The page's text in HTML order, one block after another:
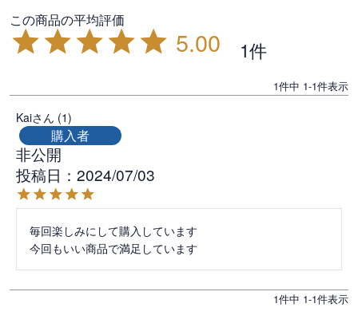
5.00 1
1件中 1-1件表示
Kai 1
購入者
非公開
投稿日
2024/07/03
毎回楽しみにして購入しています
今回もいい商品で満足しています
1件中 1-1件表示